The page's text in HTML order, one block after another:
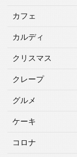
カフェ
カルディ
クリスマス
クレープ
グルメ
ケーキ
コロナ